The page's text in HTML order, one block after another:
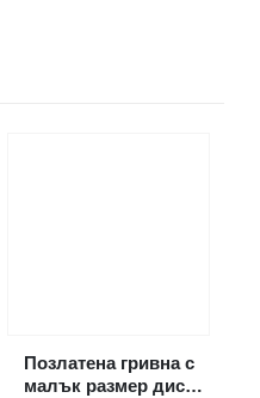
Позлатена гривна с
малък размер диск